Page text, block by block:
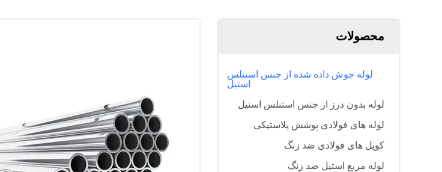
محصولات
لوله جوش داده شده از جنس استنلس
استیل
لوله بدون درز از جنس استنلس استیل
لوله های فولادی پوشش پلاستیکی
کویل های فولادی ضد زنگ
لوله مربع استیل ضد زنگ